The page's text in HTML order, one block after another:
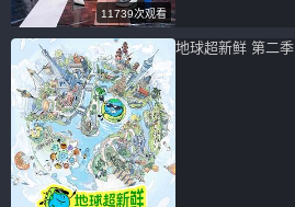
11739次观看
地球超新鲜 第二季